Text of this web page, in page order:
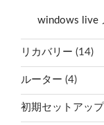
windows live
リカバリー (14)
ルーター (4)
初期セットアップ